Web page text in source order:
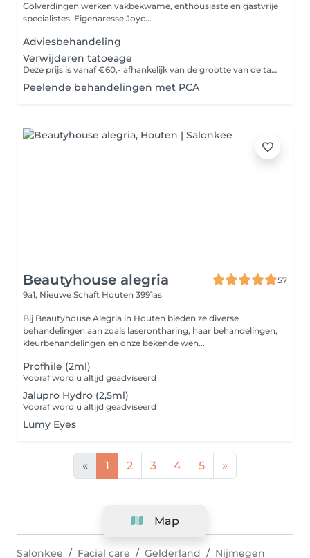
Golverdingen werken vakbekwame, enthousiaste en gastvrije
specialistes. Eigenaresse Joyc...
Adviesbehandeling
Verwijderen tatoeage
Deze prijs is vanaf €60,- afhankelijk van de grootte van de tatoeage
Peelende behandelingen met PCA
Beautyhouse alegria
57
9a1, Nieuwe Schaft Houten 3991as
Bij Beautyhouse Alegria in Houten bieden ze diverse
behandelingen aan zoals laserontharing, haar behandelingen,
kleurbehandelingen en onze bekende wen...
Profhile (2ml)
Vooraf word u altijd geadviseerd
Jalupro Hydro (2,5ml)
Vooraf word u altijd geadviseerd
Lumy Eyes
« 1 2 3 4 5 »
Map
Salonkee Facial care Gelderland Nijmegen